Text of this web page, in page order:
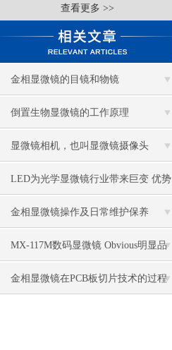
查看更多 >>
金相显微镜的目镜和物镜
倒置生物显微镜的工作原理
显微镜相机，也叫显微镜摄像头
LED为光学显微镜行业带来巨变 优势
比传统卤素更明显
金相显微镜操作及日常维护保养
MX-117M数码显微镜 Obvious明显品
牌值得推荐
金相显微镜在PCB板切片技术的过程